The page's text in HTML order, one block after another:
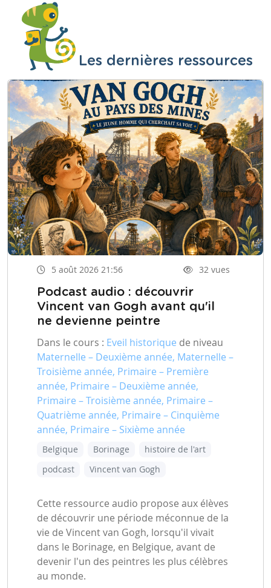
Les dernières ressources
5 août 2026 21:56 32 vues
Podcast audio : découvrir
Vincent van Gogh avant qu'il
ne devienne peintre
Dans le cours : Eveil historique de niveau
Maternelle – Deuxième année, Maternelle –
Troisième année, Primaire – Première
année, Primaire – Deuxième année,
Primaire – Troisième année, Primaire –
Quatrième année, Primaire – Cinquième
année, Primaire – Sixième année
Belgique Borinage
histoire de l'art
podcast
Vincent van Gogh
Cette ressource audio propose aux élèves
de découvrir une période méconnue de la
vie de Vincent van Gogh, lorsqu'il vivait
dans le Borinage, en Belgique, avant de
devenir l'un des peintres les plus célèbres
au monde.